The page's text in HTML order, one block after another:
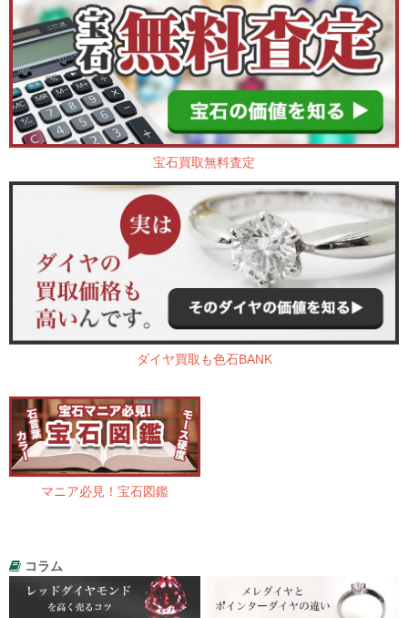
宝石買取無料査定
ダイヤ買取も色石BANK
マニア必見！宝石図鑑
コラム